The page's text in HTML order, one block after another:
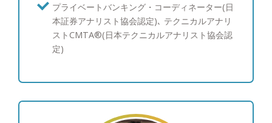
プライベートバンキング・コーディネーター(日
本証券アナリスト協会認定)､ テクニカルアナリ
ストCMTA®(日本テクニカルアナリスト協会認
定)